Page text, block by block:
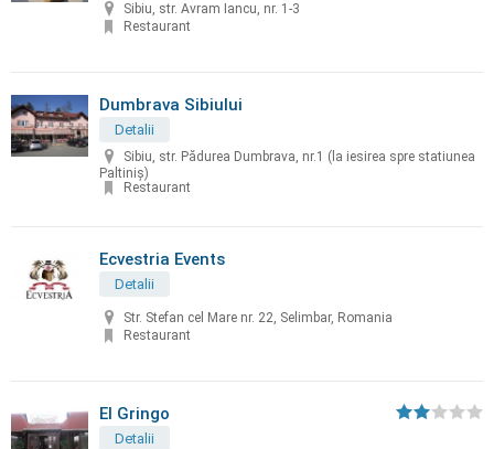
Sibiu, str. Avram Iancu, nr. 1-3
Restaurant
Dumbrava Sibiului
Detalii
Sibiu, str. Pădurea Dumbrava, nr.1 (la iesirea spre statiunea
Paltiniș)
Restaurant
Ecvestria Events
Detalii
Str. Stefan cel Mare nr. 22, Selimbar, Romania
Restaurant
El Gringo
Detalii